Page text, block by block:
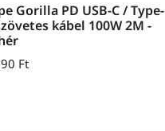
Gorilla PD USB-C / Type-
kábel 100W 2M -
Ft